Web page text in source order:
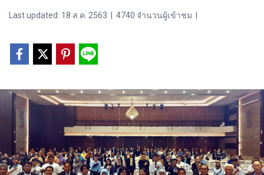
Last updated: 18 ส.ค. 2563 4740 จำนวนผู้เข้าชม